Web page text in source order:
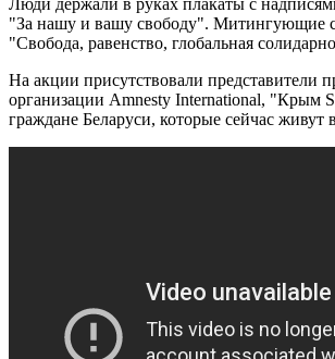
"За нашу и вашу свободу". Митингующие
"Свобода, равенство, глобальная
На акции присутствовали представители
организации Amnesty International, "Крым
граждане Беларуси, которые сейчас живут